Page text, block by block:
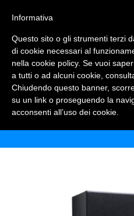
WHISKY PORT
Home Shop Alcolici
Informativa
Questo sito o gli strumenti terzi
di cookie necessari al
nella cookie policy. Se vuoi
a tutti o ad alcuni cookie,
Chiudendo questo banner,
su un link o proseguendo la
acconsenti all’uso dei cookie.